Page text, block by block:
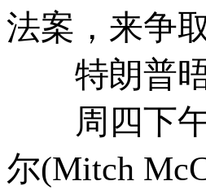
法案，来争
特朗普晤
周四下午
尔(Mitch